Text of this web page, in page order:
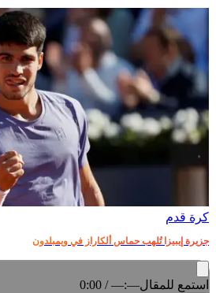
كرة قدم
جزيرة إيبيزا تُلهب حماس ألكاراز في ويمبلدون
استمع للمقال 0:00 / —:—